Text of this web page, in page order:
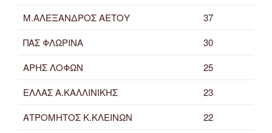
Μ.ΑΛΕΞΑΝΔΡΟΣ ΑΕΤΟΥ
37
ΠΑΣ ΦΛΩΡΙΝΑ
30
ΑΡΗΣ ΛΟΦΩΝ
25
ΕΛΛΑΣ Α.ΚΑΛΛΙΝΙΚΗΣ
23
ΑΤΡΟΜΗΤΟΣ Κ.ΚΛΕΙΝΩΝ
22